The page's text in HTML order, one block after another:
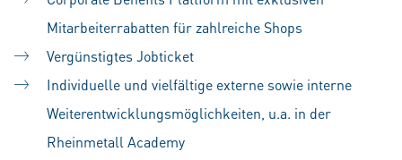
Mitarbeiterrabatten für zahlreiche Shops
Vergünstigtes Jobticket
Individuelle und vielfältige externe sowie interne
Weiterentwicklungsmöglichkeiten, u.a. in der
Rheinmetall Academy